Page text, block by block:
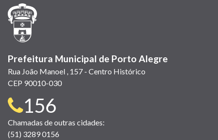
janela)
Prefeitura Municipal de Porto Alegre
Rua João Manoel , 157 - Centro Histórico
CEP 90010-030
Telefone
para
156
Chamadas de outras cidades:
(51) 3289 0156